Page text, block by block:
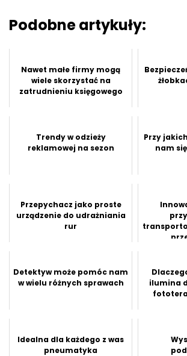
Podobne artykuły:
Nawet małe firmy mogą
wiele skorzystać na
zatrudnieniu księgowego
Trendy w odzieży
reklamowej na sezon
Przy
nam
Przepychacz jako proste
urządzenie do udrażniania
rur
Detektyw może pomóc nam
w wielu różnych sprawach
ilumina
Idealna dla każdego z was
pneumatyka